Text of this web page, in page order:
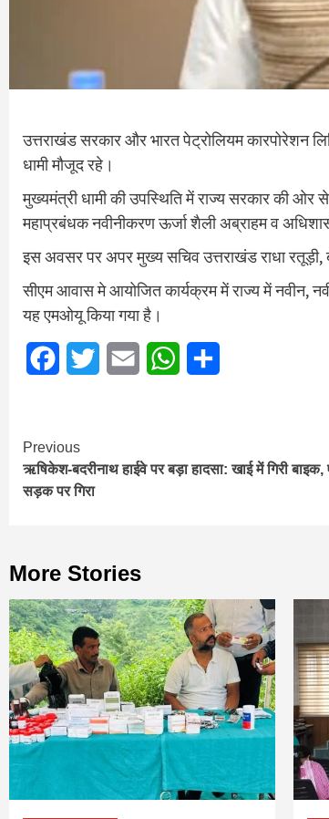
उत्तराखंड सरकार और भारत पेट्रोलियम कारपोरेशन
धामी मौजूद रहे।
मुख्यमंत्री धामी की उपस्थिति में राज्‍य सरकार की
महाप्रबंधक नवीनीकरण ऊर्जा शैली अब्राहम व
इस अवसर पर अपर मुख्य सचिव उत्तराखंड राधा
सीएम आवास मे आयोजित कार्यक्रम में राज्य में नवीन,
यह एमओयू किया गया है।
FacebookTwitter Email WhatsApp
Continue
Reading
Previous
ऋषिकेश-बदरीनाथ हाईवे पर बड़ा हादसा: खाई में गिरी
सड़क पर गिरा
More Stories